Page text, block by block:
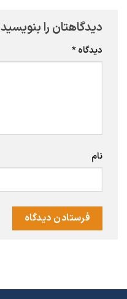
دیدگاهتان را بنویسید
دیدگاه*
نام